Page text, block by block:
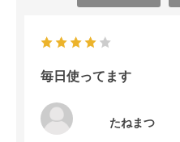
毎日使ってます
たねまつ